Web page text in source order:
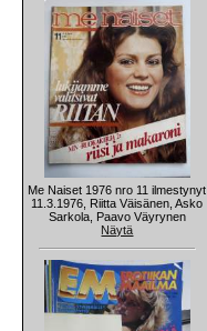
Me Naiset 1976 nro 11 ilmestynyt
11.3.1976, Riitta Väisänen, Asko
Sarkola, Paavo Väyrynen
Näytä